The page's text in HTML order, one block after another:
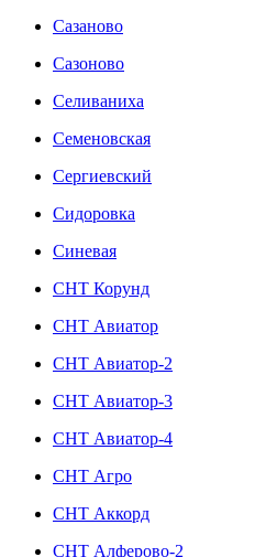
Сазаново
Сазоново
Селиваниха
Семеновская
Сергиевский
Сидоровка
Синевая
СНТ Корунд
СНТ Авиатор
СНТ Авиатор-2
СНТ Авиатор-3
СНТ Авиатор-4
СНТ Агро
СНТ Аккорд
СНТ Алферово-2